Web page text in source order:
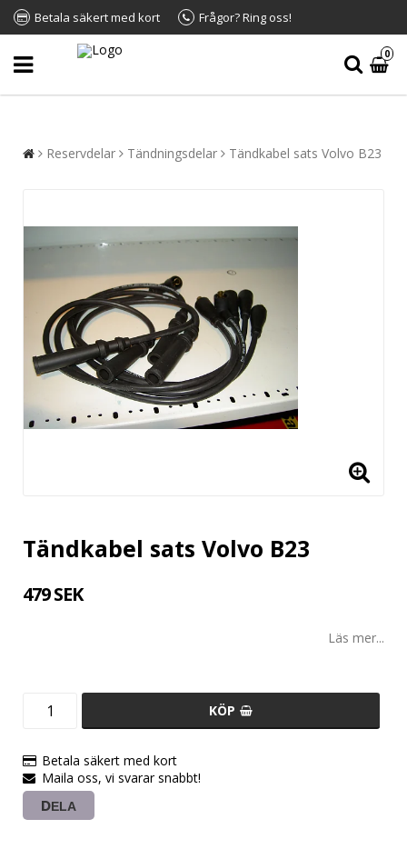
Betala säkert med kort Frågor? Ring oss!
0
Reservdelar Tändningsdelar Tändkabel sats Volvo B23
Tändkabel sats Volvo B23
479 SEK
Läs mer...
KÖP
Betala säkert med kort
Maila oss, vi svarar snabbt!
DELA